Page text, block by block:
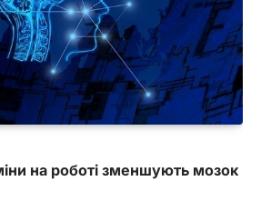
на роботі зменшують мозок